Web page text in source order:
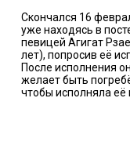
Скончался 16
уже находясь в
певицей Агигат
лет), попросив её
После исполнения
желает быть
чтобы исполняла